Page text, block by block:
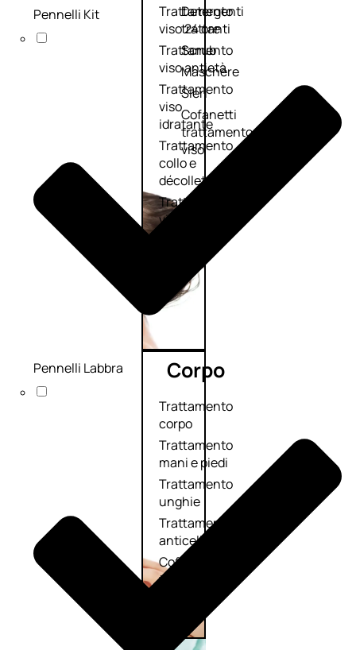
Trattamento
viso 24 ore
Trattamento
viso antietà
Trattamento
viso
idratante
Trattamento
collo e
décolleté
Trattamento
viso BB e CC
Detergenti
trattanti
Scrub
Maschere
Sieri
Cofanetti
trattamento
viso
Corpo
Trattamento
corpo
Trattamento
mani e piedi
Trattamento
unghie
Trattamento
anticellulite
Cofanetti
trattamento
Pennelli Kit
Pennelli Labbra